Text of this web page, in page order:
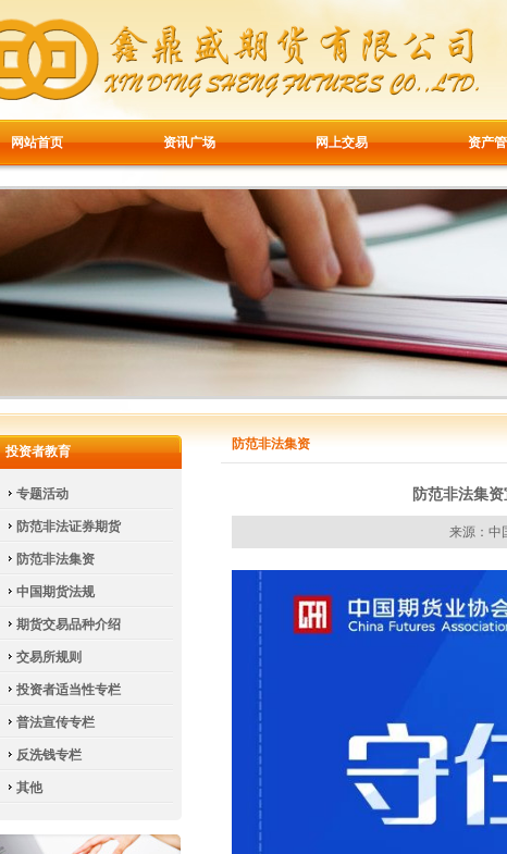
网站首页 资讯广场 网上交易 资产
投资者教育
专题活动
防范非法证券期货
防范非法集资
中国期货法规
期货交易品种介绍
交易所规则
投资者适当性专栏
普法宣传专栏
反洗钱专栏
其他
防范非法集资
防范非法集
来源：